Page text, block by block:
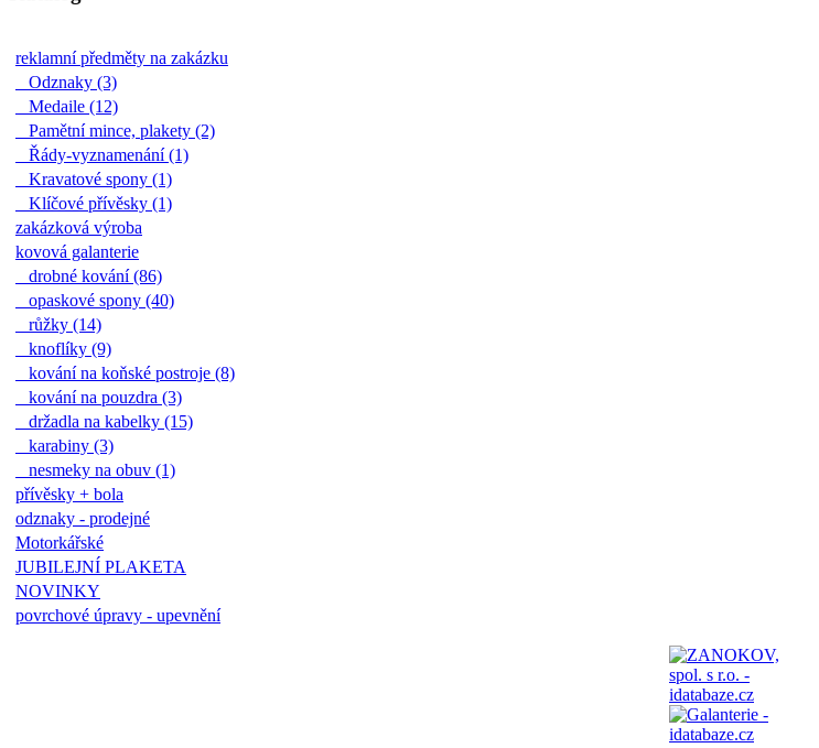
reklamní předměty na zakázku
Odznaky (3)
Medaile (12)
Pamětní mince, plakety (2)
Řády-vyznamenání (1)
Kravatové spony (1)
Klíčové přívěsky (1)
zakázková výroba
kovová galanterie
drobné kování (86)
opaskové spony (40)
růžky (14)
knoflíky (9)
kování na koňské postroje (8)
kování na pouzdra (3)
držadla na kabelky (15)
karabiny (3)
nesmeky na obuv (1)
přívěsky + bola
odznaky - prodejné
Motorkářské
JUBILEJNÍ PLAKETA
NOVINKY
povrchové úpravy - upevnění